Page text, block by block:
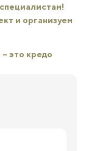
и организуем
это кредо